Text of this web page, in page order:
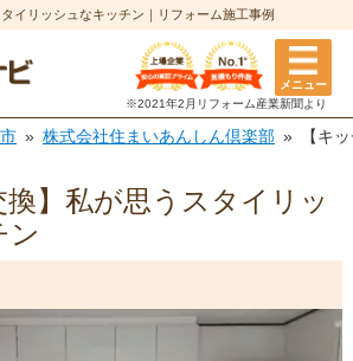
イリッシュなキッチン｜リフォーム施工事例
メニュー
※2021年2月リフォーム産業新聞より
株式会社住まいあんしん倶楽部 【キ
換】私が思うスタイリッ
ン